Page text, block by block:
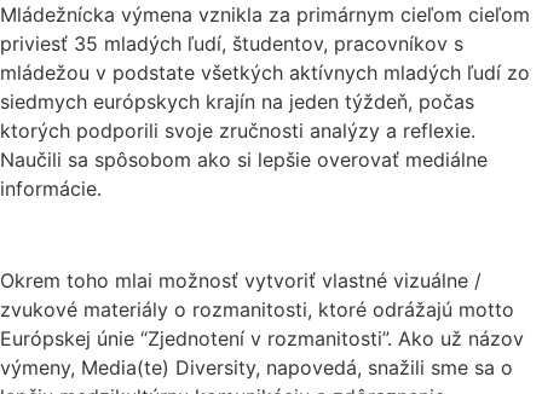
Mládežnícka výmena vznikla za primárnym cieľom cieľom
priviesť 35 mladých ľudí, študentov, pracovníkov s
mládežou v podstate všetkých aktívnych mladých ľudí zo
siedmych európskych krajín na jeden týždeň, počas
ktorých podporili svoje zručnosti analýzy a reflexie.
Naučili sa spôsobom ako si lepšie overovať mediálne
informácie.
Okrem toho mlai možnosť vytvoriť vlastné vizuálne /
zvukové materiály o rozmanitosti, ktoré odrážajú motto
Európskej únie “Zjednotení v rozmanitosti”. Ako už názov
výmeny, Media(te) Diversity, napovedá, snažili sme sa o